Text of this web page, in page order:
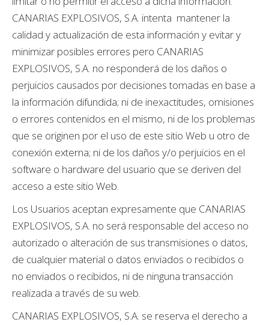
CANARIAS EXPLOSIVOS, S.A. intenta mantener la
calidad y actualización de esta información y evitar y
minimizar posibles errores pero CANARIAS
EXPLOSIVOS, S.A. no responderá de los daños o
perjuicios causados por decisiones tomadas en base a
la información difundida; ni de inexactitudes, omisiones
o errores contenidos en el mismo, ni de los problemas
que se originen por el uso de este sitio Web u otro de
conexión externa; ni de los daños y/o perjuicios en el
software o hardware del usuario que se deriven del
acceso a este sitio Web.
Los Usuarios aceptan expresamente que CANARIAS
EXPLOSIVOS, S.A. no será responsable del acceso no
autorizado o alteración de sus transmisiones o datos,
de cualquier material o datos enviados o recibidos o
no enviados o recibidos, ni de ninguna transacción
realizada a través de su web.
CANARIAS EXPLOSIVOS, S.A. se reserva el derecho a